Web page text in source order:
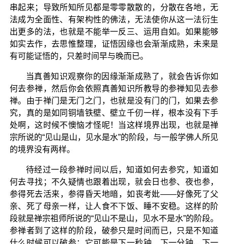
串起来；导致所知所见都是零零散散的，分散在各地，无
法成为全面性、有架构性的佛法，无法使你从这一法衍生
出更多的法，也就是不能举一反三、运用自如。如果能够
如实去作，去思惟整理，证悟因缘也会渐渐成熟，未来是
有可能证悟的，只差时间早与晚而已。
当真善知识观察你的因缘渐渐成熟了，就会告诉你如
何去参禅，然后你会依照真善知识所教导的参禅知见去参
禅。由于禅门是无门之门，也就是没有门的门，如果去参
究，真的是如同铜墙铁壁、壁立千仞一样，根本没有下手
处啊，这时候不懊恼才怪呢！当这样境界出现，也就是禅
宗所说的“见山是山，见水是水”的阶段，与一般学佛人所见
的境界没有两样。
待经过一段参禅时间以后，知道如何去参究，知道如
何去寻找；不久疑情也跟着出现，就会日也参、夜也参，
参得死去活来，参得昏天地暗，如丧考妣——好像死了父
亲、死了母亲一样，让人食不下饭、睡不安稳。这样的阶
段就是禅宗祖师所说的“见山不是山，见水不是水”的阶段。
参禅者到了这样的阶段，破参只是时间而已，只是不知道